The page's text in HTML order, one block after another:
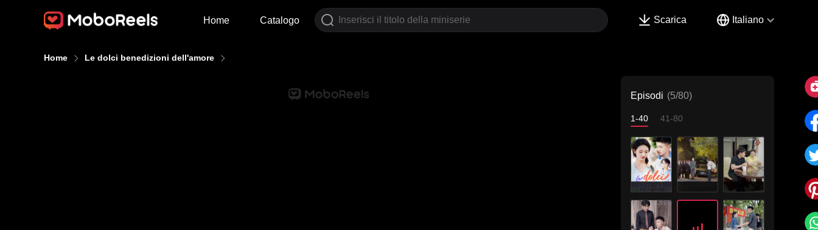
Home Catalogo Scarica Italiano
Home Le dolci benedizioni dell'amore
Episodi (5/80)
1-40 41-80